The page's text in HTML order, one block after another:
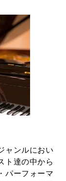
ャンルにおい
ト達の中から
パーフォーマ